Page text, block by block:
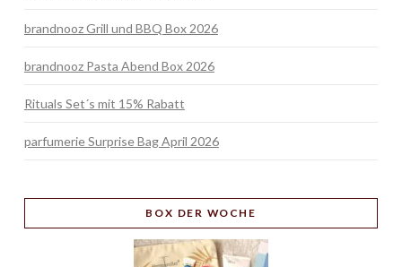
brandnooz Grill und BBQ Box 2026
brandnooz Pasta Abend Box 2026
Rituals Set´s mit 15% Rabatt
parfumerie Surprise Bag April 2026
BOX DER WOCHE